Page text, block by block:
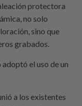
protectora
no solo
sino que
grabados.
el uso de un
a los existentes